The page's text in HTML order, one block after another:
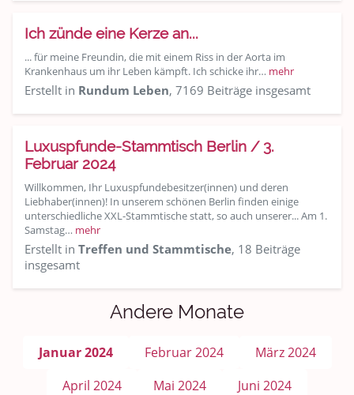
Ich zünde eine Kerze an...
... für meine Freundin, die mit einem Riss in der Aorta im
Krankenhaus um ihr Leben kämpft. Ich schicke ihr… mehr
Erstellt in Rundum Leben, 7169 Beiträge insgesamt
Luxuspfunde-Stammtisch Berlin / 3.
Februar 2024
Willkommen, Ihr Luxuspfundebesitzer(innen) und deren
Liebhaber(innen)! In unserem schönen Berlin finden einige
unterschiedliche XXL-Stammtische statt, so auch unserer... Am 1.
Samstag… mehr
Erstellt in Treffen und Stammtische, 18 Beiträge
insgesamt
Andere Monate
Januar 2024 Februar 2024
März 2024
April 2024
Mai 2024
Juni 2024